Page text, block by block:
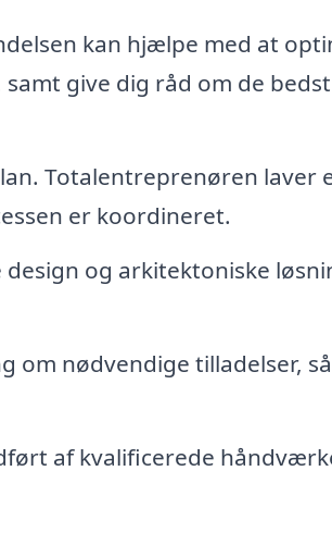
kan hjælpe med at
give dig råd om de
Totalentreprenøren laver
er koordineret.
og arkitektoniske
om nødvendige tilladelser,
af kvalificerede